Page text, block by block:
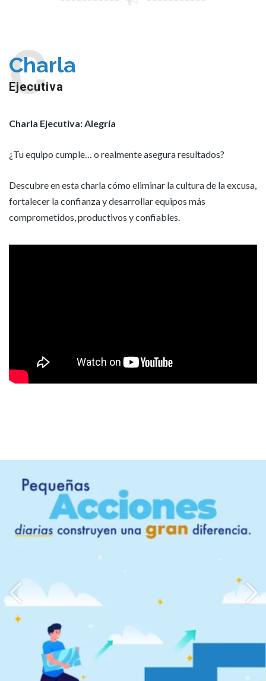
C
Charla
Ejecutiva
Charla Ejecutiva: Alegría
¿Tu equipo cumple… o realmente asegura resultados?
Descubre en esta charla cómo eliminar la cultura de la excusa,
fortalecer la confianza y desarrollar equipos más
comprometidos, productivos y confiables.